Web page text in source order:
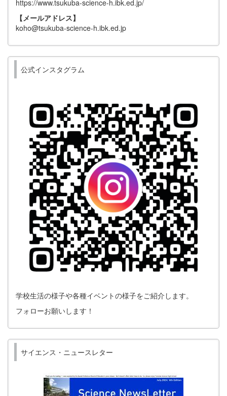
https://www.tsukuba-science-h.ibk.ed.jp/
【メールアドレス】
koho@tsukuba-science-h.ibk.ed.jp
公式インスタグラム
学校生活の様子や各種イベントの様子をご紹介します。
フォローお願いします！
サイエンス・ニュースレター